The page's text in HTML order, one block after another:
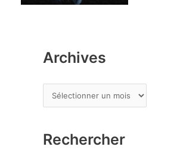
Archives
r
h
Rechercher